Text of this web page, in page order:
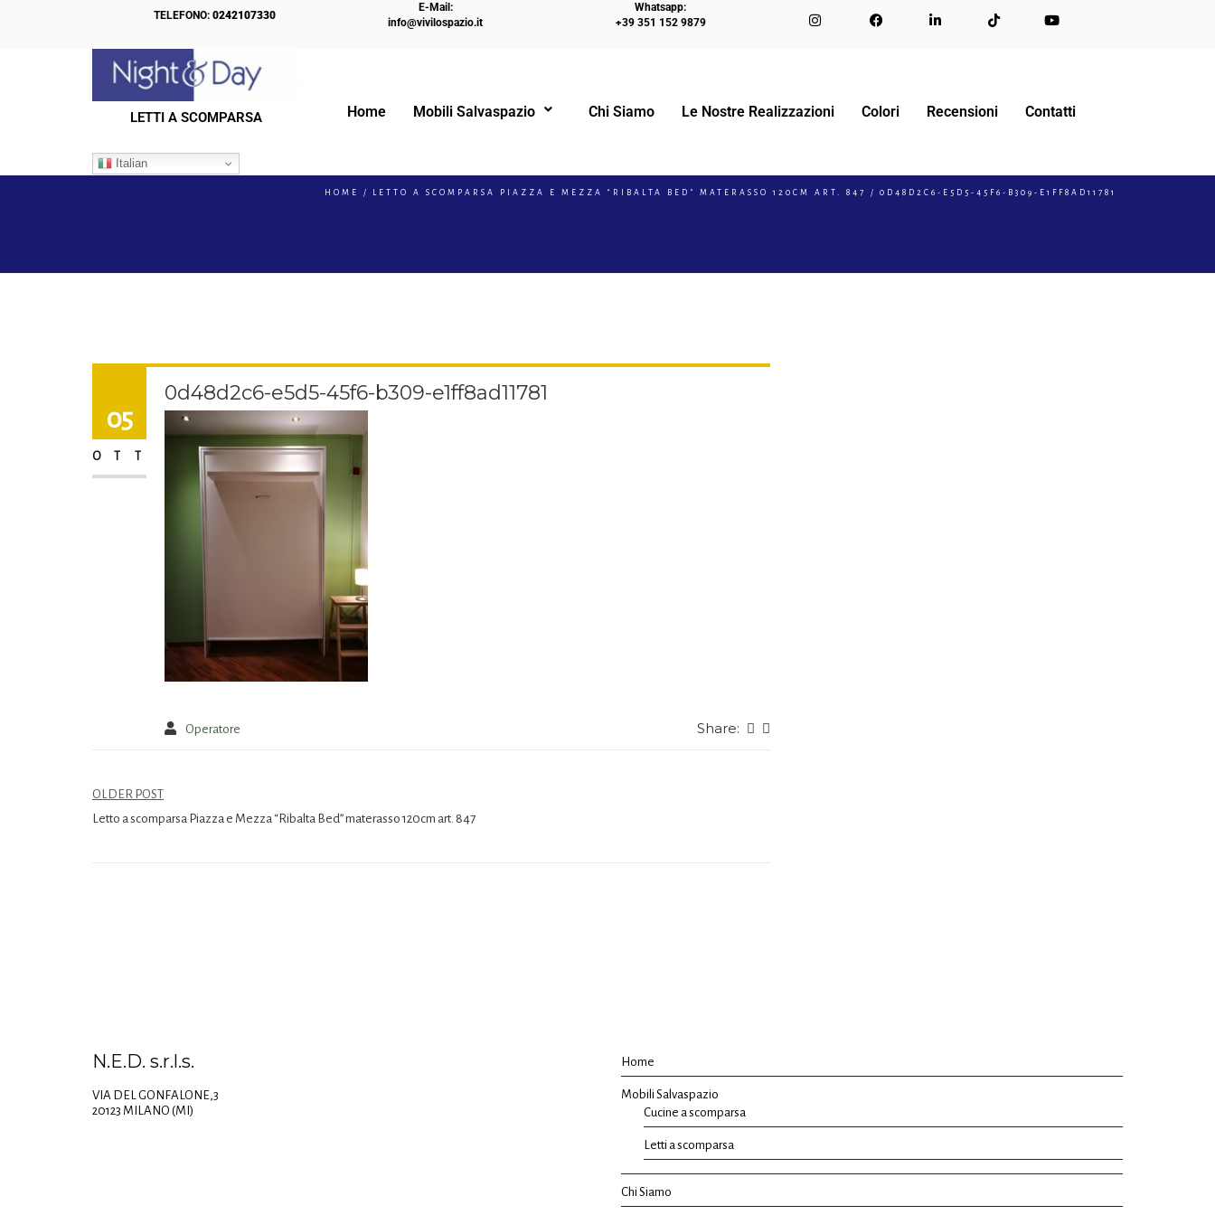
TELEFONO:0242107330
E-Mail:
info@vivilospazio.it
Whatsapp:
+39 351 152 9879
LETTI A SCOMPARSA
Italian
Home Mobili Salvaspazio Chi Siamo Le Nostre Realizzazioni Colori Recensioni Contatti
IL NOSTRO BLOG!
HOME LETTO A SCOMPARSA PIAZZA E MEZZA “RIBALTA BED” MATERASSO 120CM ART. 847 0D48D2C6-E5D5-45F6-B309-E1FF8AD11781
05
OTT
0d48d2c6-e5d5-45f6-b309-e1ff8ad11781
Operatore Share:
OLDER POST
Letto a scomparsa Piazza e Mezza “Ribalta Bed” materasso 120cm art. 847
N.E.D. s.r.l.s.
VIA DEL GONFALONE,3
20123 MILANO (MI)
Home
Mobili Salvaspazio
Cucine a scomparsa
Letti a scomparsa
Chi Siamo